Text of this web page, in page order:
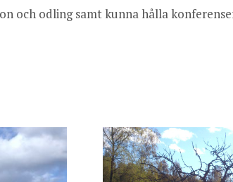
och odling samt kunna hålla